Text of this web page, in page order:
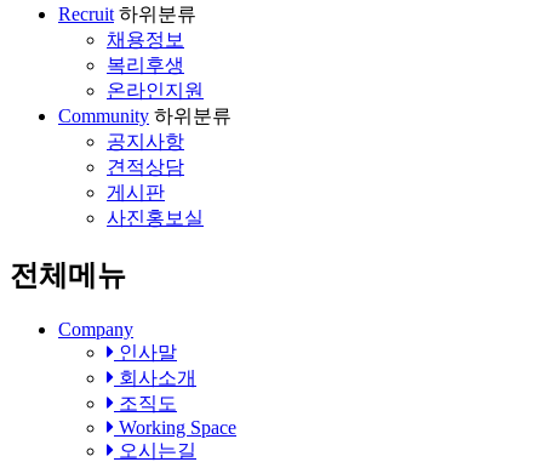
Recruit 하위분류
채용정보
복리후생
온라인지원
Community 하위분류
공지사항
견적상담
게시판
사진홍보실
전체메뉴
Company
인사말
회사소개
조직도
Working Space
오시는길